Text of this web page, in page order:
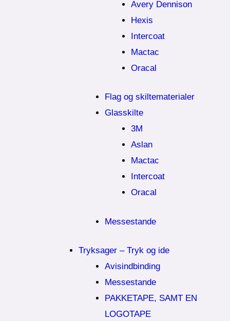
Avery Dennison
Hexis
Intercoat
Mactac
Oracal
Flag og skiltematerialer
Glasskilte
3M
Aslan
Mactac
Intercoat
Oracal
Messestande
Tryksager – Tryk og ide
Avisindbinding
Messestande
PAKKETAPE, SAMT EN
LOGOTAPE